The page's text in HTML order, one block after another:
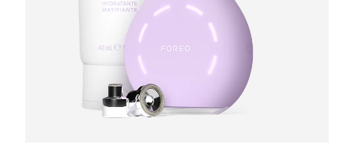
Tahmini teslim tarihi
Tahmini teslim tarihi
Tahmini teslim tarihi
Suudi Arabistan Tahmini teslim tarihi